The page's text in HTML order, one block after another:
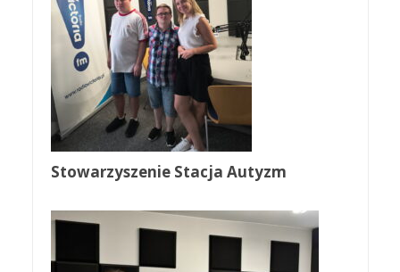
Stowarzyszenie Stacja Autyzm